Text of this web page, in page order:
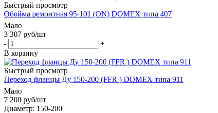
Быстрый просмотр
Обойма ремонтная 95-101 (ОN) DOMEX типа 407
Мало
3 307 руб/шт
-
+
В корзину
Быстрый просмотр
Переход фланцы Ду 150-200 (FFR ) DOMEX типа 911
Мало
7 200 руб/шт
Диаметр: 150-200